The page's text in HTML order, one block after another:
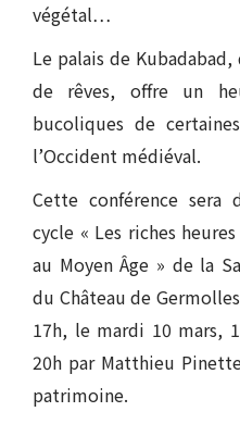
végétal…
Le palais de
de rêves, offre un
bucoliques de
l’Occident médiéval.
Cette conférence sera
cycle « Les riches
au Moyen Âge » de la
du Château de
17h, le mardi 10 mars,
20h par Matthieu
patrimoine.